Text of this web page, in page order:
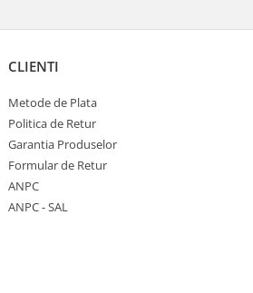
CLIENTI
Metode de Plata
Politica de Retur
Garantia Produselor
Formular de Retur
ANPC
ANPC - SAL